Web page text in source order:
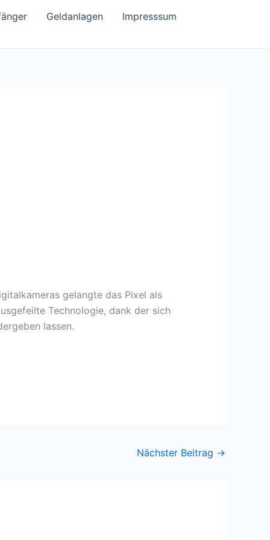
Geldanlagen Impresssum
gelangte das Pixel als
Technologie, dank der sich
lassen.
Nächster Beitrag →